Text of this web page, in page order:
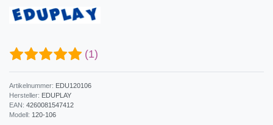
(1)
Artikelnummer: EDU120106
Hersteller: EDUPLAY
EAN: 4260081547412
Modell: 120-106